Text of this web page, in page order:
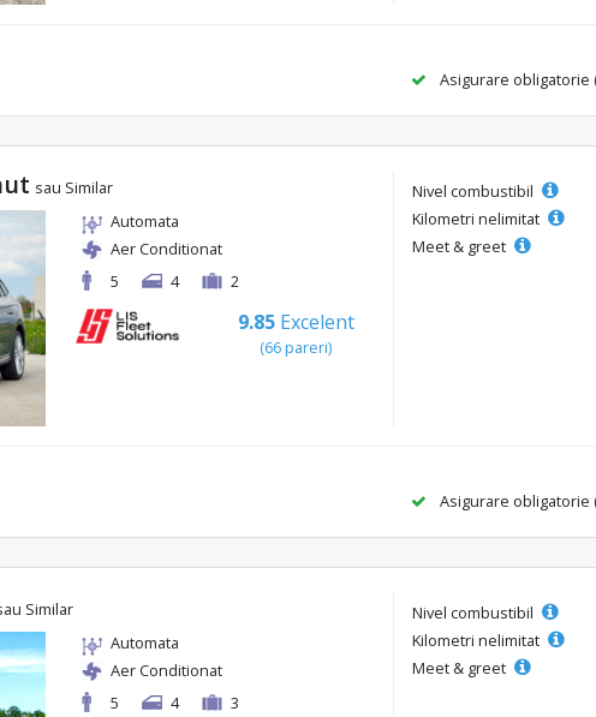
Asigurare obligatorie
sau Similar
Automata
Aer Conditionat
5
4 2
9.85 Excelent
(66 pareri)
Nivel combustibil
Kilometri nelimitat
Meet & greet
Asigurare obligatorie
Similar
Automata
Aer Conditionat
5
4 3
Nivel combustibil
Kilometri nelimitat
Meet & greet